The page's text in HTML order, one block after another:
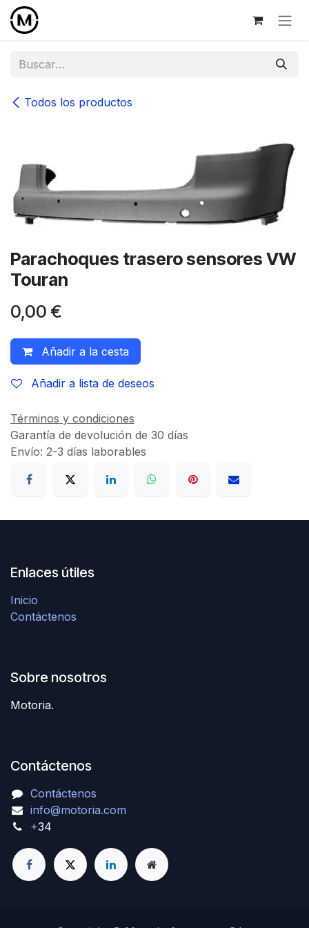
Ir al contenido
Todos los productos
Parachoques trasero sensores VW
Touran
0,00 €
Añadir a la cesta
Añadir a lista de deseos
Términos y condiciones
Garantía de devolución de 30 días
Envío: 2-3 días laborables
Enlaces útiles
Inicio
Contáctenos
Sobre nosotros
Motoria.
Contáctenos
Contáctenos
info@motoria.com
+34